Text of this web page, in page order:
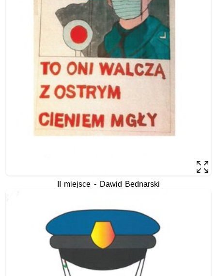
II miejsce - Dawid Bednarski